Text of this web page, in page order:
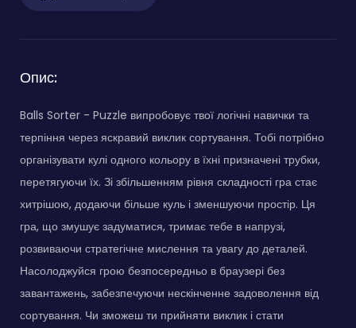
Опис:
Balls Sorter - Puzzle випробовує твої логічні навички та
терпіння через яскравий виклик сортування. Тобі потрібно
організувати кулі одного кольору в їхні призначені трубки,
перетягуючи їх. Зі збільшенням рівня складності гра стає
хитрішою, додаючи більше куль і зменшуючи простір. Ця
гра, що змушує задуматися, тримає тебе в напрузі,
розвиваючи стратегічне мислення та увагу до деталей.
Насолоджуйся грою безпосередньо в браузері без
завантажень, забезпечуючи нескінченне задоволення від
сортування. Чи зможеш ти прийняти виклик і стати